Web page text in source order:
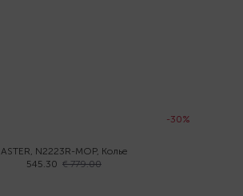
-30%
ASTER, N2223R-MOP, Колье
545.30 € 779.00